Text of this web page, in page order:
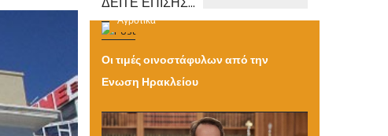
Αγροτικά
Οι τιμές οινοστάφυλων από την
Ενωση Ηρακλείου